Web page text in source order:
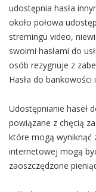
udostępnia hasła
około połowa
stremingu video,
swoimi hasłami do
osób rezygnuje z
Hasła do
Udostępnianie haseł
powiązane z chęcią
które mogą wyniknąć
internetowej mogą
zaoszczędzone